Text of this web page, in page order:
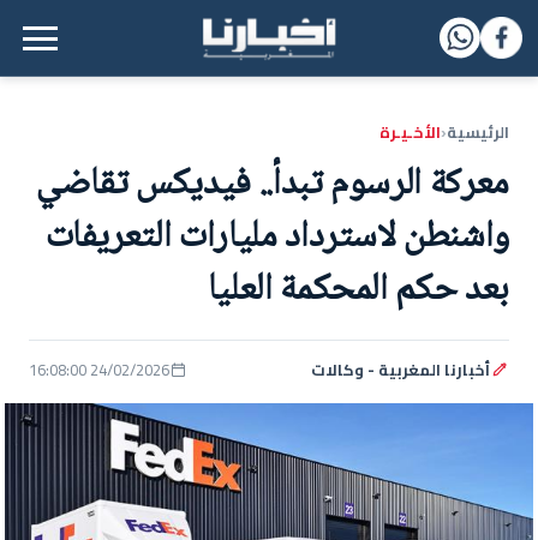
القائمة الرئيسية
الرئيسية‹الأخـيـرة
معركة الرسوم تبدأ.. فيديكس تقاضي
واشنطن لاسترداد مليارات التعريفات
بعد حكم المحكمة العليا
أخبارنا المغربية - وكالات 24/02/2026 16:08:00